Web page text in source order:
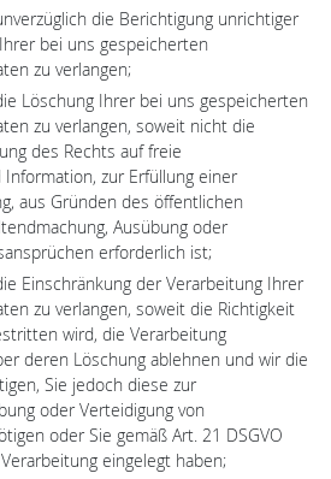
die Berichtigung unrichtiger
bei uns gespeicherten
zu verlangen;
Löschung Ihrer bei uns gespeicherten
zu verlangen, soweit nicht die
des Rechts auf freie
zur Erfüllung einer
aus Gründen des öffentlichen
Ausübung oder
erforderlich ist;
Einschränkung der Verarbeitung Ihrer
zu verlangen, soweit die Richtigkeit
wird, die Verarbeitung
deren Löschung ablehnen und wir die
Sie jedoch diese zur
oder Verteidigung von
oder Sie gemäß Art. 21 DSGVO
eingelegt haben;